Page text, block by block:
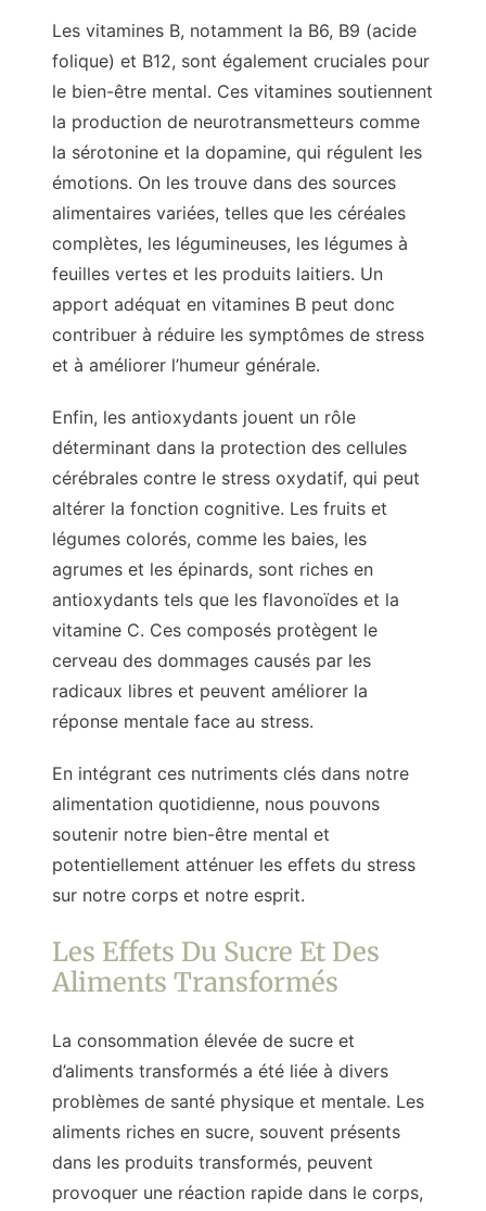
Les vitamines B, notamment la B6, B9 (acide
folique) et B12, sont également cruciales pour
le bien-être mental. Ces vitamines soutiennent
la production de neurotransmetteurs comme
la sérotonine et la dopamine, qui régulent les
émotions. On les trouve dans des sources
alimentaires variées, telles que les céréales
complètes, les légumineuses, les légumes à
feuilles vertes et les produits laitiers. Un
apport adéquat en vitamines B peut donc
contribuer à réduire les symptômes de stress
et à améliorer l’humeur générale.
Enfin, les antioxydants jouent un rôle
déterminant dans la protection des cellules
cérébrales contre le stress oxydatif, qui peut
altérer la fonction cognitive. Les fruits et
légumes colorés, comme les baies, les
agrumes et les épinards, sont riches en
antioxydants tels que les flavonoïdes et la
vitamine C. Ces composés protègent le
cerveau des dommages causés par les
radicaux libres et peuvent améliorer la
réponse mentale face au stress.
En intégrant ces nutriments clés dans notre
alimentation quotidienne, nous pouvons
soutenir notre bien-être mental et
potentiellement atténuer les effets du stress
sur notre corps et notre esprit.
Les Effets Du Sucre Et Des
Aliments Transformés
La consommation élevée de sucre et
d’aliments transformés a été liée à divers
problèmes de santé physique et mentale. Les
aliments riches en sucre, souvent présents
dans les produits transformés, peuvent
provoquer une réaction rapide dans le corps,